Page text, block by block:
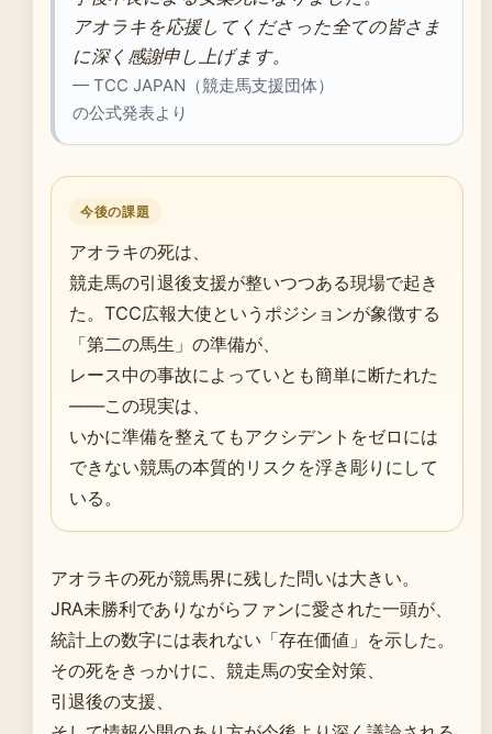
アオラキを応援してくださった全ての皆さま
に深く感謝申し上げます。
— TCC JAPAN（競走馬支援団体）
の公式発表より
今後の課題
アオラキの死は、
競走馬の引退後支援が整いつつある現場で起き
た。TCC広報大使というポジションが象徴する
「第二の馬生」の準備が、
レース中の事故によっていとも簡単に断たれた
——この現実は、
いかに準備を整えてもアクシデントをゼロには
できない競馬の本質的リスクを浮き彫りにして
いる。
アオラキの死が競馬界に残した問いは大きい。
JRA未勝利でありながらファンに愛された一頭が、
統計上の数字には表れない「存在価値」を示した。
その死をきっかけに、競走馬の安全対策、
引退後の支援、